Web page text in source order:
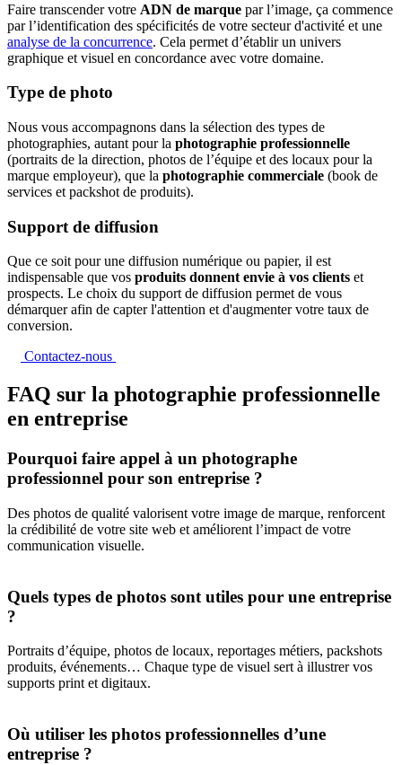
Faire transcender votre ADN de marque par l’image, ça commence
par l’identification des spécificités de votre secteur d'activité et une
analyse de la concurrence. Cela permet d’établir un univers
graphique et visuel en concordance avec votre domaine.
Type de photo
Nous vous accompagnons dans la sélection des types de
photographies, autant pour la photographie professionnelle
(portraits de la direction, photos de l’équipe et des locaux pour la
marque employeur), que la photographie commerciale (book de
services et packshot de produits).
Support de diffusion
Que ce soit pour une diffusion numérique ou papier, il est
indispensable que vos produits donnent envie à vos clients et
prospects. Le choix du support de diffusion permet de vous
démarquer afin de capter l'attention et d'augmenter votre taux de
conversion.
Contactez-nous
FAQ sur la photographie professionnelle
en entreprise
Pourquoi faire appel à un photographe
professionnel pour son entreprise ?
Des photos de qualité valorisent votre image de marque, renforcent
la crédibilité de votre site web et améliorent l’impact de votre
communication visuelle.
Quels types de photos sont utiles pour une entreprise
?
Portraits d’équipe, photos de locaux, reportages métiers, packshots
produits, événements… Chaque type de visuel sert à illustrer vos
supports print et digitaux.
Où utiliser les photos professionnelles d’une
entreprise ?